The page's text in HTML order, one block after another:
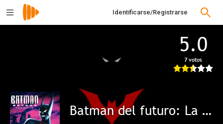
Identificarse/Registrarse
5.0
7 votos
Batman del futuro: La película